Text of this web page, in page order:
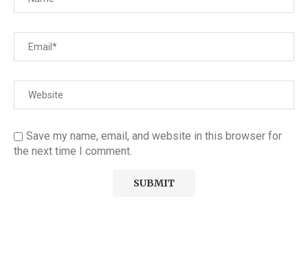
Save my name, email, and website in this browser for
the next time I comment.